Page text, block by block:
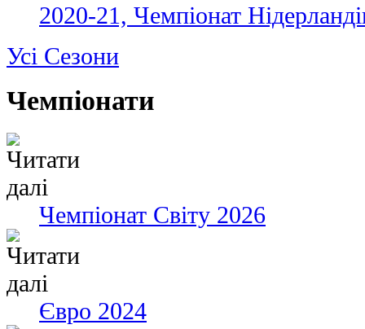
2020-21, Чемпіонат
Усі Сезони
Чемпіонати
Чемпіонат Світу 2026
Євро 2024